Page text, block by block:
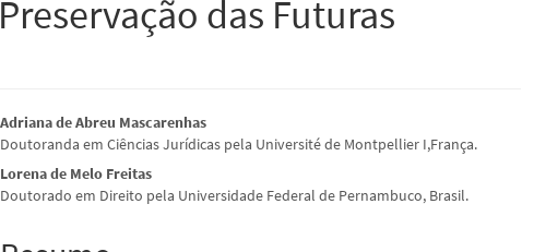
das Futuras
Conteúdo
do
artigo
principal
Adriana de Abreu Mascarenhas
Doutoranda em Ciências Jurídicas pela Université de Montpellier I,França.
Lorena de Melo Freitas
Doutorado em Direito pela Universidade Federal de Pernambuco, Brasil.